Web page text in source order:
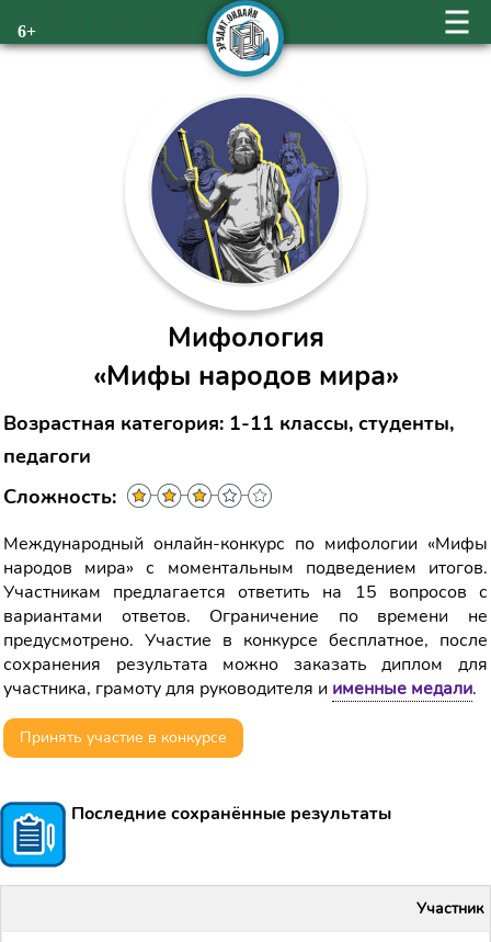
6+
Мифология
«Мифы народов мира»
Возрастная категория: 1-11 классы, студенты,
педагоги
Сложность:
Международный онлайн-конкурс по мифологии «Мифы
народов мира» с моментальным подведением итогов.
Участникам предлагается ответить на 15 вопросов с
вариантами ответов. Ограничение по времени не
предусмотрено. Участие в конкурсе бесплатное, после
сохранения результата можно заказать диплом для
участника, грамоту для руководителя и именные медали.
Принять участие в конкурсе
Последние сохранённые результаты
Участник